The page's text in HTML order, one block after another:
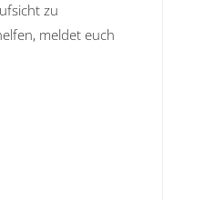
zu
meldet euch